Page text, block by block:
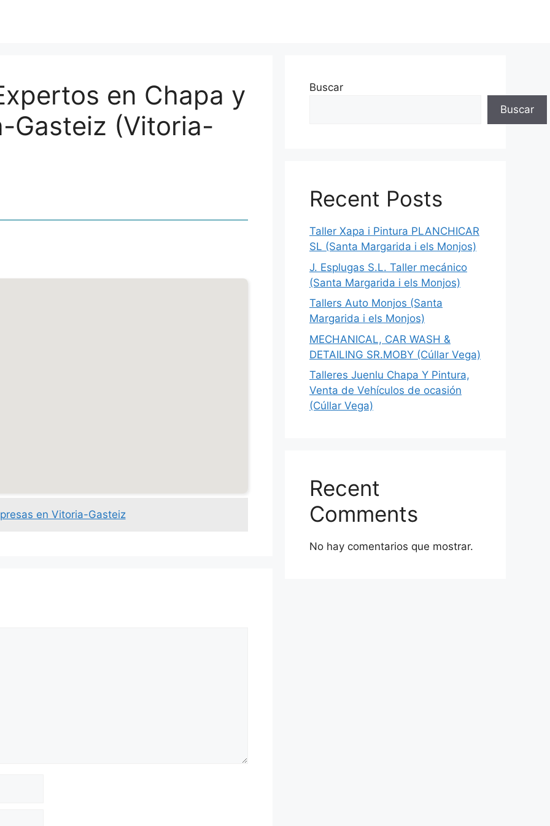
en Chapa y
Gasteiz (Vitoria-
en Vitoria-Gasteiz
Buscar
Buscar
Recent Posts
Taller Xapa i Pintura PLANCHICAR
SL (Santa Margarida i els Monjos)
J. Esplugas S.L. Taller mecánico
(Santa Margarida i els Monjos)
Tallers Auto Monjos (Santa
Margarida i els Monjos)
MECHANICAL, CAR WASH &
DETAILING SR.MOBY (Cúllar Vega)
Talleres Juenlu Chapa Y Pintura,
Venta de Vehículos de ocasión
(Cúllar Vega)
Recent
Comments
No hay comentarios que mostrar.